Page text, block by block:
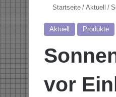
Startseite / Aktuell /
Aktuell Produkte
vor